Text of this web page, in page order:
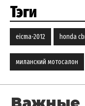
Тэги
eicma-2012 honda
миланский мотосалон